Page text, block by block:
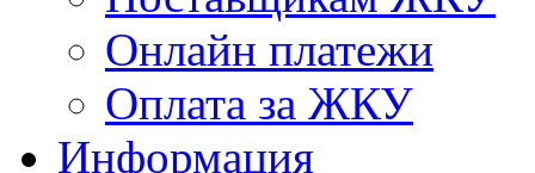
Онлайн платежи
Оплата за ЖКУ
Информация